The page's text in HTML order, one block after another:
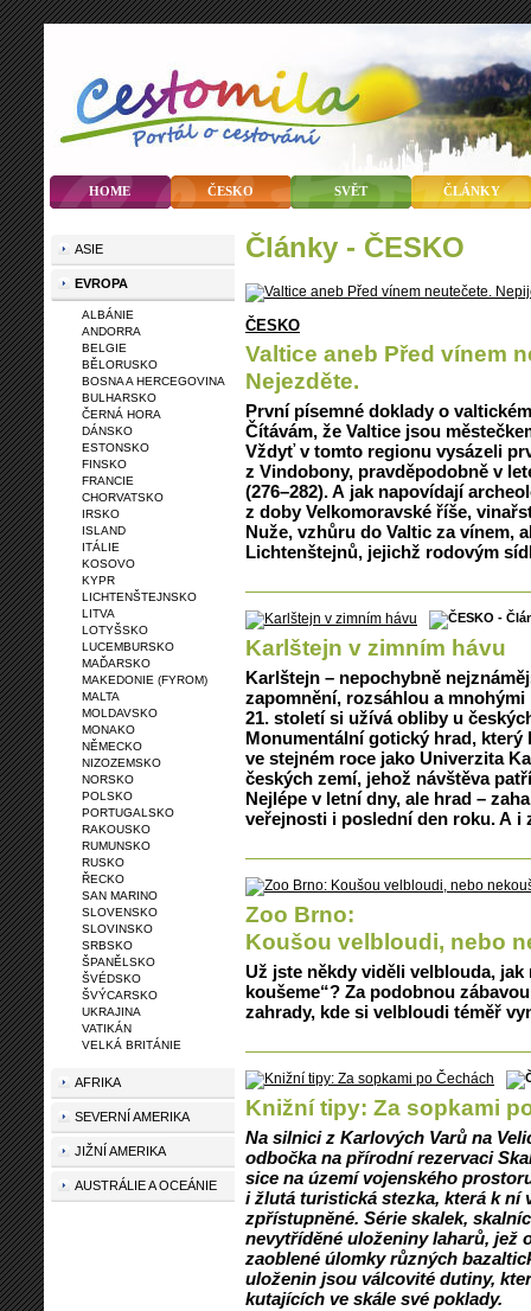
HOME ČESKO SVĚT ČLÁNKY
články - ČESKO
ČESKO
Valtice aneb Před vínem
Nejezděte.
První písemné doklady o
Čítávám, že Valtice jsou
Vždyť v tomto regionu vysázeli
z Vindobony, pravděpodobně v
(276–282). A jak napovídají
z doby Velkomoravské říše,
Nuže, vzhůru do Valtic za vínem,
Lichtenštejnů, jejichž rodovým
Karlštejn v zimním hávu
Karlštejn – nepochybně
zapomnění, rozsáhlou a
21. století si užívá obliby u
Monumentální gotický hrad, který
ve stejném roce jako Univerzita
českých zemí, jehož návštěva
Nejlépe v letní dny, ale hrad –
veřejnosti i poslední den roku. A
Zoo Brno:
Koušou velbloudi, nebo
Už jste někdy viděli velblouda,
koušeme“? Za podobnou
zahrady, kde si velbloudi téměř
Knižní tipy: Za sopkami
Na silnici z Karlových Varů na
odbočka na přírodní rezervaci
sice na území vojenského
i žlutá turistická stezka, která k ní
zpřístupněné. Série skalek,
nevytříděné uloženiny laharů, jež
zaoblené úlomky různých
uloženin jsou válcovité dutiny,
kutajících ve skále své poklady.
ASIE
EVROPA
ALBÁNIE
ANDORRA
BELGIE
BĚLORUSKO
BOSNA A HERCEGOVINA
BULHARSKO
ČERNÁ HORA
DÁNSKO
ESTONSKO
FINSKO
FRANCIE
CHORVATSKO
IRSKO
ISLAND
ITÁLIE
KOSOVO
KYPR
LICHTENŠTEJNSKO
LITVA
LOTYŠSKO
LUCEMBURSKO
MAĎARSKO
MAKEDONIE (FYROM)
MALTA
MOLDAVSKO
MONAKO
NĚMECKO
NIZOZEMSKO
NORSKO
POLSKO
PORTUGALSKO
RAKOUSKO
RUMUNSKO
RUSKO
ŘECKO
SAN MARINO
SLOVENSKO
SLOVINSKO
SRBSKO
ŠPANĚLSKO
ŠVÉDSKO
ŠVÝCARSKO
UKRAJINA
VATIKÁN
VELKÁ BRITÁNIE
AFRIKA
SEVERNÍ AMERIKA
JIŽNÍ AMERIKA
AUSTRÁLIE A OCEÁNIE